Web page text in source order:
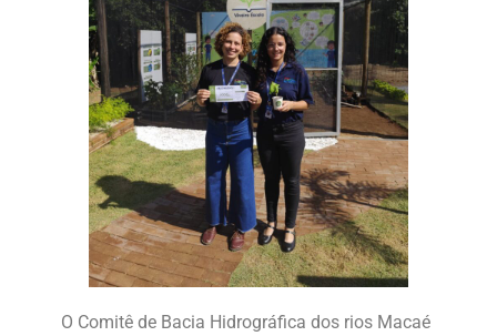
O Comitê de Bacia Hidrográfica dos rios Macaé